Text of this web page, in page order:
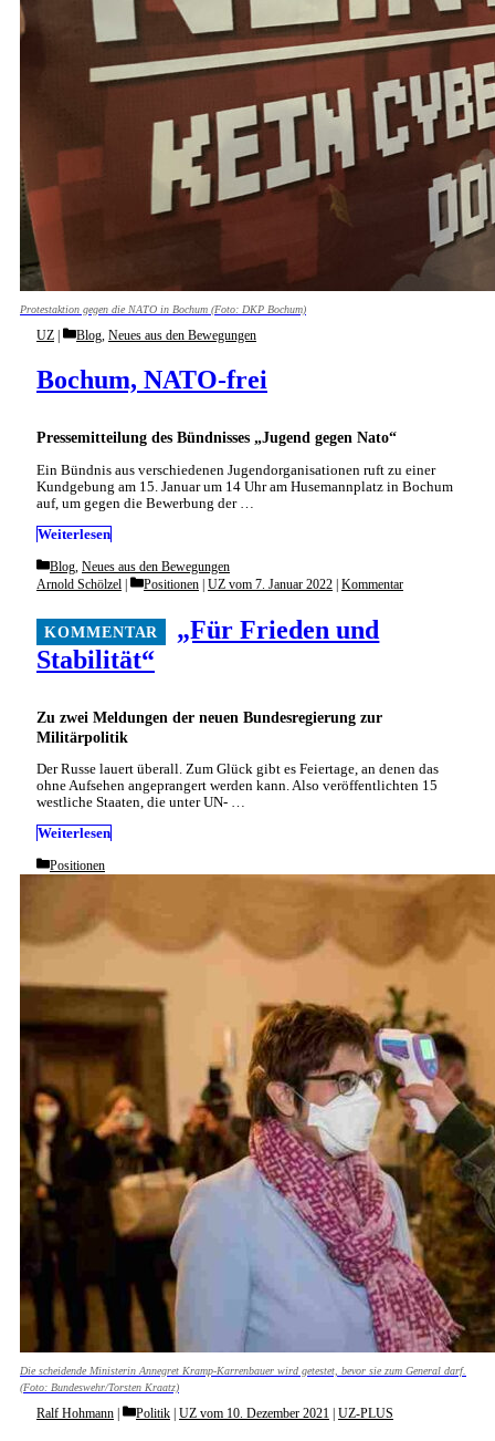
Protestaktion gegen die NATO in Bochum (Foto: DKP Bochum)
Pressemitteilung des Bündnisses „Jugend gegen Nato“
Bochum, NATO-frei
UZ Categories
Blog Neues aus den Bewegungen
Ein Bündnis aus verschiedenen Jugendorganisationen ruft zu einer
Kundgebung am 15. Januar um 14 Uhr am Husemannplatz in Bochum
auf, um gegen die Bewerbung der …
Weiterlesen
Categories
Blog Neues aus den Bewegungen
Zu zwei Meldungen der neuen Bundesregierung zur
Militärpolitik
„Für Frieden und
Stabilität“
Arnold Schölzel Categories
Positionen | UZ vom 7. Januar 2022 | Kommentar
Der Russe lauert überall. Zum Glück gibt es Feiertage, an denen das
ohne Aufsehen angeprangert werden kann. Also veröffentlichten 15
westliche Staaten, die unter UN- …
Weiterlesen
Categories
Positionen
Die scheidende Ministerin Annegret Kramp-Karrenbauer wird getestet, bevor sie zum General darf.
(Foto: Bundeswehr/Torsten Kraatz)
Ralf Hohmann Categories
Politik UZ vom 10. Dezember 2021 UZ-PLUS